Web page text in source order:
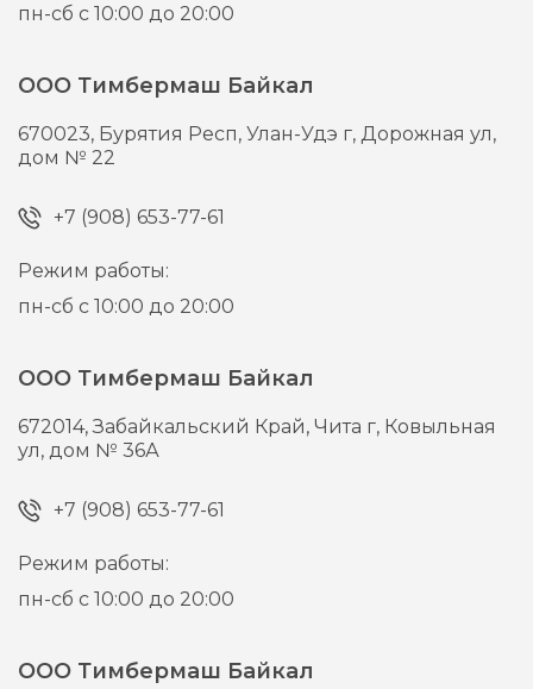
пн-сб с 10:00 до 20:00
ООО Тимбермаш Байкал
670023, Бурятия Респ, Улан-Удэ г,Дорожная ул,
дом № 22
+7 (908) 653-77-61
Режим работы:
пн-сб с 10:00 до 20:00
ООО Тимбермаш Байкал
672014,Забайкальский Край, Чита г, Ковыльная
ул, дом № 36А
+7 (908) 653-77-61
Режим работы:
пн-сб с 10:00 до 20:00
ООО Тимбермаш Байкал